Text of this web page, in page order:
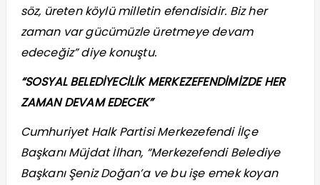
söz, üreten köylü milletin efendisidir. Biz her
zaman var gücümüzle üretmeye devam
edeceğiz” diye konuştu.
“SOSYAL BELEDİYECİLİK MERKEZEFENDİMİZDE HER
ZAMAN DEVAM EDECEK”
Cumhuriyet Halk Partisi Merkezefendi İlçe
Başkanı Müjdat İlhan, “Merkezefendi Belediye
Başkanı Şeniz Doğan’a ve bu işe emek koyan